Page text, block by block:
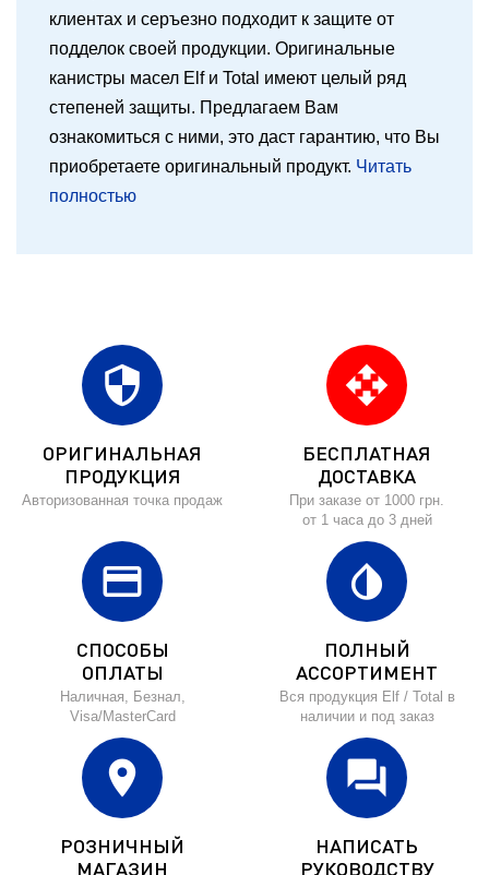
клиентах и серъезно подходит к защите от
подделок своей продукции. Оригинальные
канистры масел Elf и Total имеют целый ряд
степеней защиты. Предлагаем Вам
ознакомиться с ними, это даст гарантию, что Вы
приобретаете оригинальный продукт. Читать
полностью
security
ОРИГИНАЛЬНАЯ
ПРОДУКЦИЯ
Авторизованная точка продаж
open_with
БЕСПЛАТНАЯ
ДОСТАВКА
При заказе от 1000 грн.
от 1 часа до 3 дней
credit_card
СПОСОБЫ
ОПЛАТЫ
Наличная, Безнал,
Visa/MasterCard
invert_colors
ПОЛНЫЙ
АССОРТИМЕНТ
Вся продукция Elf / Total в
наличии и под заказ
location_on
РОЗНИЧНЫЙ
МАГАЗИН
forum
НАПИСАТЬ
РУКОВОДСТВУ